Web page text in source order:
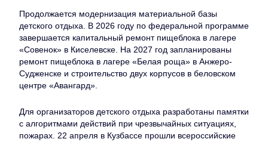
Продолжается модернизация материальной базы
детского отдыха. В 2026 году по федеральной программе
завершается капитальный ремонт пищеблока в лагере
«Совенок» в Киселевске. На 2027 год запланированы
ремонт пищеблока в лагере «Белая роща» в Анжеро-
Судженске и строительство двух корпусов в беловском
центре «Авангард».
Для организаторов детского отдыха разработаны памятки
с алгоритмами действий при чрезвычайных ситуациях,
пожарах. 22 апреля в Кузбассе прошли всероссийские